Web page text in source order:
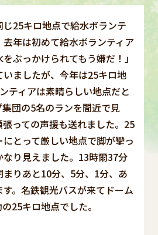
25キロ地点で給水ボランテ
年は初めて給水ボランティア
ぶっかけられてもう嫌だ！」
いましたが、今年は25キロ地
ティアは素晴らしい地点だと
団の5名のランを間近で見
っての声援も送れました。25
とって厳しい地点で脚が攣っ
り見えました。13時爾37分
りあと10分、5分、1分、あ
。名鉄観光バスが来てドーム
25キロ地点でした。